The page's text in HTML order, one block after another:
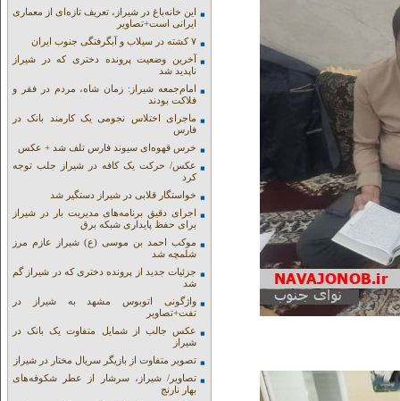
این خانه‌باغ در شیراز، تعریف تازه‌ای از معماری
ایرانی است+تصاویر
۷ کشته در سیلاب و آبگرفتگی جنوب ایران
آخرین وضعیت پرونده دختری که در شیراز
ناپدید شد
امام‌جمعه شیراز: زمان شاه، مردم در فقر و
فلاکت بودند
ماجرای اختلاس نجومی یک کارمند بانک در
فارس
خرس قهوه‌ای سیوند فارس تلف شد + عکس
عکس/ حرکت یک کافه در شیراز جلب توجه
کرد
خواستگار قلابی در شیراز دستگیر شد
اجرای دقیق برنامه‌های مدیریت بار در شیراز
برای حفظ پایداری شبکه برق
موکب احمد بن موسی (ع) شیراز عازم مرز
شلمچه شد
جزئیات جدید از پرونده دختری که در شیراز گم
شد
واژگونی اتوبوس مشهد به شیراز در
تفت+تصاویر
عکس جالب از شمایل متفاوت یک بانک در
شیراز
تصویر متفاوت از بازیگر سریال مختار در شیراز
تصاویر/ شیراز، سرشار از عطر شکوفه‌های
بهار نارنج